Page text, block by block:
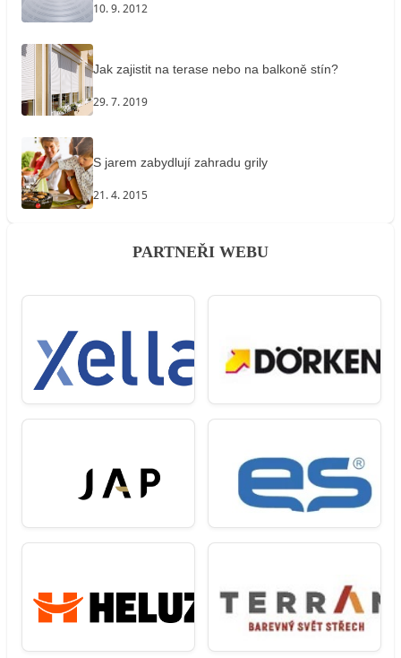
10. 9. 2012
Jak zajistit na terase nebo na balkoně stín?
29. 7. 2019
S jarem zabydlují zahradu grily
21. 4. 2015
PARTNEŘI WEBU